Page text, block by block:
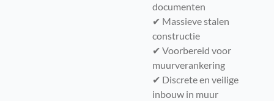
documenten
✔ Massieve stalen
constructie
✔ Voorbereid voor
muurverankering
✔ Discrete en veilige
inbouw in muur